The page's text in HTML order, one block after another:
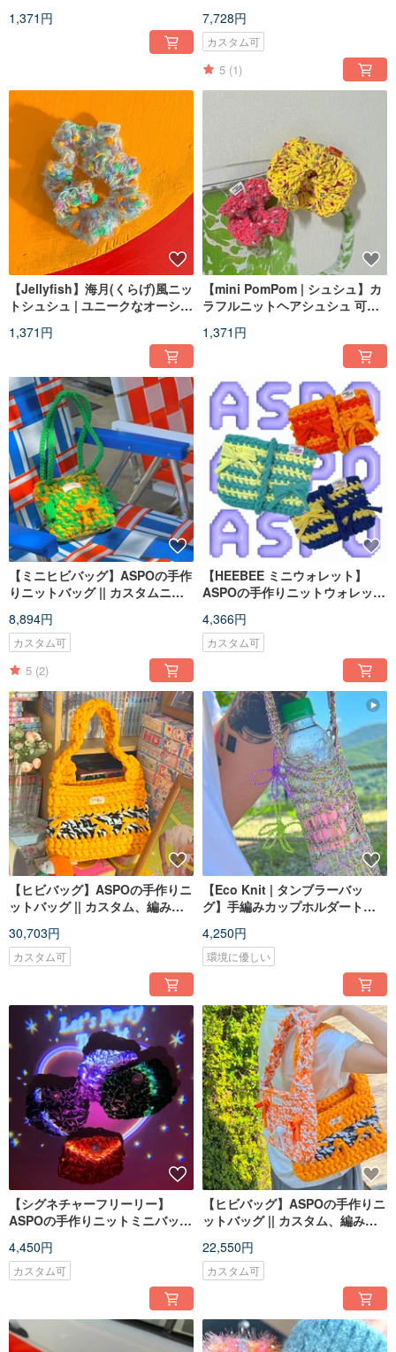
1,371円
7,728円
カスタム可
5 (1)
【Jellyfish】海月(くらげ)風ニッ
トシュシュ | ユニークなオーシャ
1,371円
【mini PomPom | シュシュ】カ
ラフルニットヘアシュシュ 可愛
1,371円
【ミニヒビバッグ】ASPOの手作
りニットバッグ || カスタムニッ
8,894円
カスタム可
5 (2)
【HEEBEE ミニウォレット】
ASPOの手作りニットウォレット
4,366円
カスタム可
【ヒビバッグ】ASPOの手作りニ
ットバッグ || カスタム、編み
バッグ
30,703円
カスタム可
【Eco Knit | タンブラーバッ
グ】手編みカップホルダートー
4,250円
環境に優しい
【シグネチャーフリーリー】
ASPOの手作りニットミニバッグ
4,450円
カスタム可
【ヒビバッグ】ASPOの手作りニ
ットバッグ || カスタム、編み
バッグ
22,550円
カスタム可